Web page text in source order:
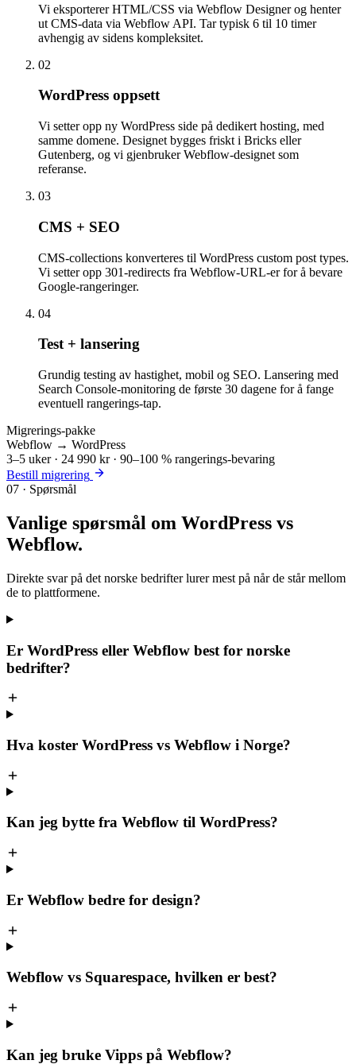
Vi eksporterer HTML/CSS via Webflow Designer og henter
ut CMS-data via Webflow API. Tar typisk 6 til 10 timer
avhengig av sidens kompleksitet.
02
WordPress oppsett
Vi setter opp ny WordPress side på dedikert hosting, med
samme domene. Designet bygges friskt i Bricks eller
Gutenberg, og vi gjenbruker Webflow-designet som
referanse.
03
CMS + SEO
CMS-collections konverteres til WordPress custom post types.
Vi setter opp 301-redirects fra Webflow-URL-er for å bevare
Google-rangeringer.
04
Test + lansering
Grundig testing av hastighet, mobil og SEO. Lansering med
Search Console-monitoring de første 30 dagene for å fange
eventuell rangerings-tap.
Migrerings-pakke
Webflow → WordPress
3–5 uker · 24 990 kr · 90–100 % rangerings-bevaring
Bestill migrering
07 · Spørsmål
Vanlige spørsmål om WordPress vs
Webflow.
Direkte svar på det norske bedrifter lurer mest på når de står mellom
de to plattformene.
Er WordPress eller Webflow best for norske
bedrifter?
Hva koster WordPress vs Webflow i Norge?
Kan jeg bytte fra Webflow til WordPress?
Er Webflow bedre for design?
Webflow vs Squarespace, hvilken er best?
Kan jeg bruke Vipps på Webflow?